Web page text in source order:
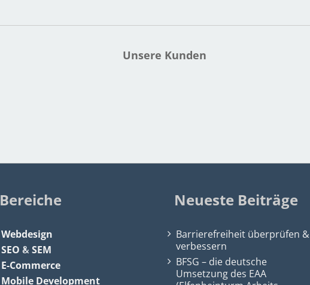
Unsere Kunden
Bereiche
Webdesign
SEO &SEM
E-Commerce
Mobile Development
Neueste Beiträge
Barrierefreiheit überprüfen &
verbessern
BFSG – die deutsche
Umsetzung des EAA